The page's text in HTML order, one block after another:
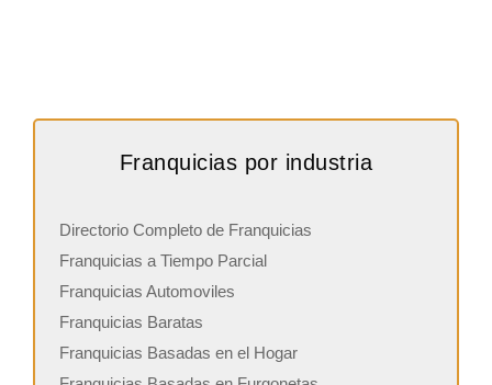
Franquicias por industria
Directorio Completo de Franquicias
Franquicias a Tiempo Parcial
Franquicias Automoviles
Franquicias Baratas
Franquicias Basadas en el Hogar